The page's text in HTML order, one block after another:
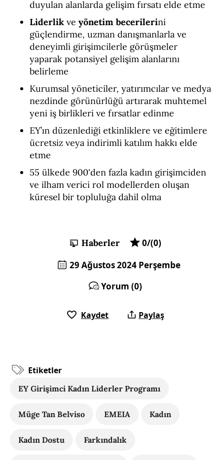
duyulan alanlarda gelişim fırsatı elde etme
Liderlik ve yönetim becerilerini
güçlendirme, uzman danışmanlarla ve
deneyimli girişimcilerle görüşmeler
yaparak potansiyel gelişim alanlarını
belirleme
Kurumsal yöneticiler, yatırımcılar ve medya
nezdinde görünürlüğü artırarak muhtemel
yeni iş birlikleri ve fırsatlar edinme
EY’ın düzenlediği etkinliklere ve eğitimlere
ücretsiz veya indirimli katılım hakkı elde
etme
55 ülkede 900'den fazla kadın girişimciden
ve ilham verici rol modellerden oluşan
küresel bir topluluğa dahil olma
Haberler
0/(0)
29 Ağustos 2024 Perşembe
Yorum (0)
Kaydet Paylaş
Etiketler
EY Girişimci Kadın Liderler Programı
Müge Tan Belviso EMEIA Kadın
Kadın Dostu Farkındalık